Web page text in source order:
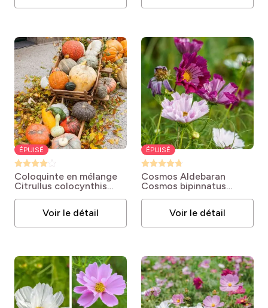
ÉPUISÉ
Coloquinte en mélange
Citrullus colocynthis
Voir le détail
ÉPUISÉ
Cosmos Aldebaran
Cosmos bipinnatus
Voir le détail